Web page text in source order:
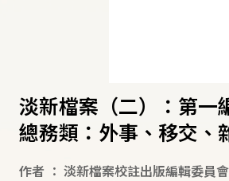
淡新檔案（二）：第一
總務類：外事、移交、
作者 ： 淡新檔案校註出版編輯委員會